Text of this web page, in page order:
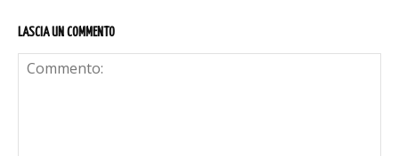
LASCIA UN COMMENTO